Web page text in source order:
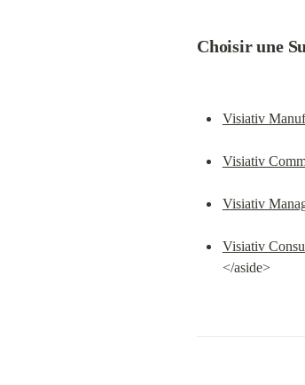
Choisir une
Visiativ
Visiativ
Visiativ
Visiativ
</aside>